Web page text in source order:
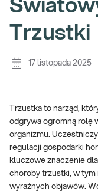
Trzustki
17 listopada 2025
Trzustka to narząd,
odgrywa ogromną rolę
organizmu.
regulacji gospodarki
kluczowe znaczenie
choroby trzustki, w tym
wyraźnych objawów.